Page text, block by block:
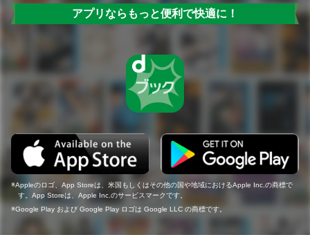
アプリならもっと便利で快適に！
Appleのロゴ、App Storeは、米国もしくはその他の国や地域におけるApple Inc.の商標で
す。App Storeは、Apple Inc.のサービスマークです。
Google Play および Google Play ロゴは Google LLC の商標です。